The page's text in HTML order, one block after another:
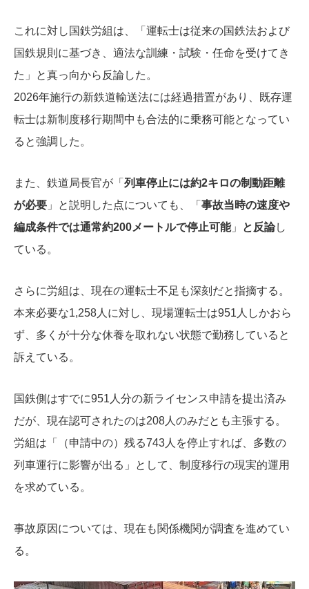
これに対し国鉄労組は、「運転士は従来の国鉄法および
国鉄規則に基づき、適法な訓練・試験・任命を受けてき
た」と真っ向から反論した。
2026年施行の新鉄道輸送法には経過措置があり、既存運
転士は新制度移行期間中も合法的に乗務可能となってい
ると強調した。
また、鉄道局長官が「 列車停止には約2キロの制動距離
が必要 」と説明した点についても、「 事故当時の速度や
編成条件では通常約200メートルで停止可能」 と反論し
ている。
さらに労組は、現在の運転士不足も深刻だと指摘する。
本来必要な1,258人に対し、現場運転士は951人しかおら
ず、多くが十分な休養を取れない状態で勤務していると
訴えている。
国鉄側はすでに951人分の新ライセンス申請を提出済み
だが、現在認可されたのは208人のみだとも主張する。
労組は「（申請中の）残る743人を停止すれば、多数の
列車運行に影響が出る」として、制度移行の現実的運用
を求めている。
事故原因については、現在も関係機関が調査を進めてい
る。